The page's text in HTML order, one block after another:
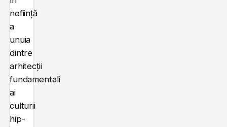
neființă
a
unuia
dintre
arhitecții
fundamentali
ai
culturii
hip-